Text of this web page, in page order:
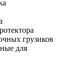
грузиков
для